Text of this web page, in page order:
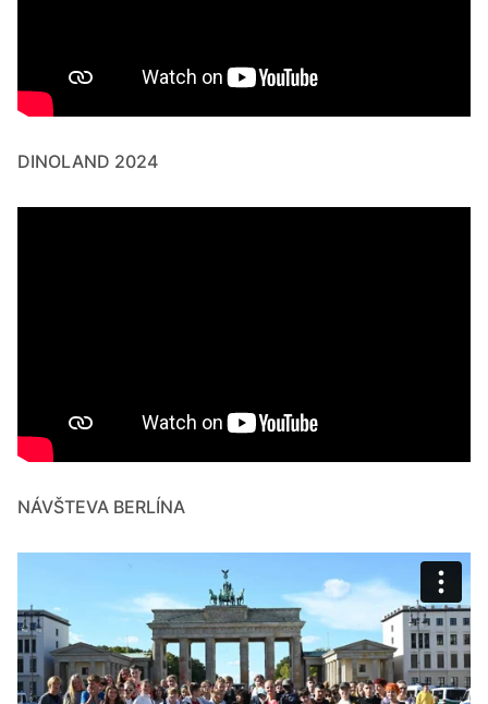
DINOLAND 2024
NÁVŠTEVA BERLÍNA